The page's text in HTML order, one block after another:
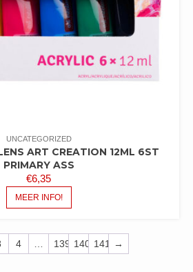
UNCATEGORIZED
ART CREATION 12ML 6ST
PRIMARY ASS
€6,35
MEER INFO!
4 139 140 141 →